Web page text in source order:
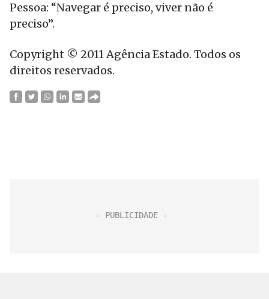
Pessoa: “Navegar é preciso, viver não é
preciso”.
Copyright © 2011 Agência Estado. Todos os
direitos reservados.